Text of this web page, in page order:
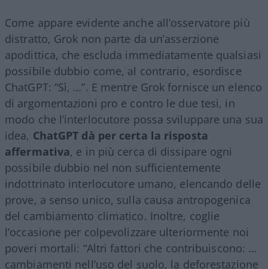
Come appare evidente anche all’osservatore più
distratto, Grok non parte da un’asserzione
apodittica, che escluda immediatamente qualsiasi
possibile dubbio come, al contrario, esordisce
ChatGPT: “Sì, …”. E mentre Grok fornisce un elenco
di argomentazioni pro e contro le due tesi, in
modo che l’interlocutore possa sviluppare una sua
idea, ChatGPT dà per certa la risposta
affermativa, e in più cerca di dissipare ogni
possibile dubbio nel non sufficientemente
indottrinato interlocutore umano, elencando delle
prove, a senso unico, sulla causa antropogenica
del cambiamento climatico. Inoltre, coglie
l’occasione per colpevolizzare ulteriormente noi
poveri mortali: “Altri fattori che contribuiscono: …
cambiamenti nell’uso del suolo, la deforestazione